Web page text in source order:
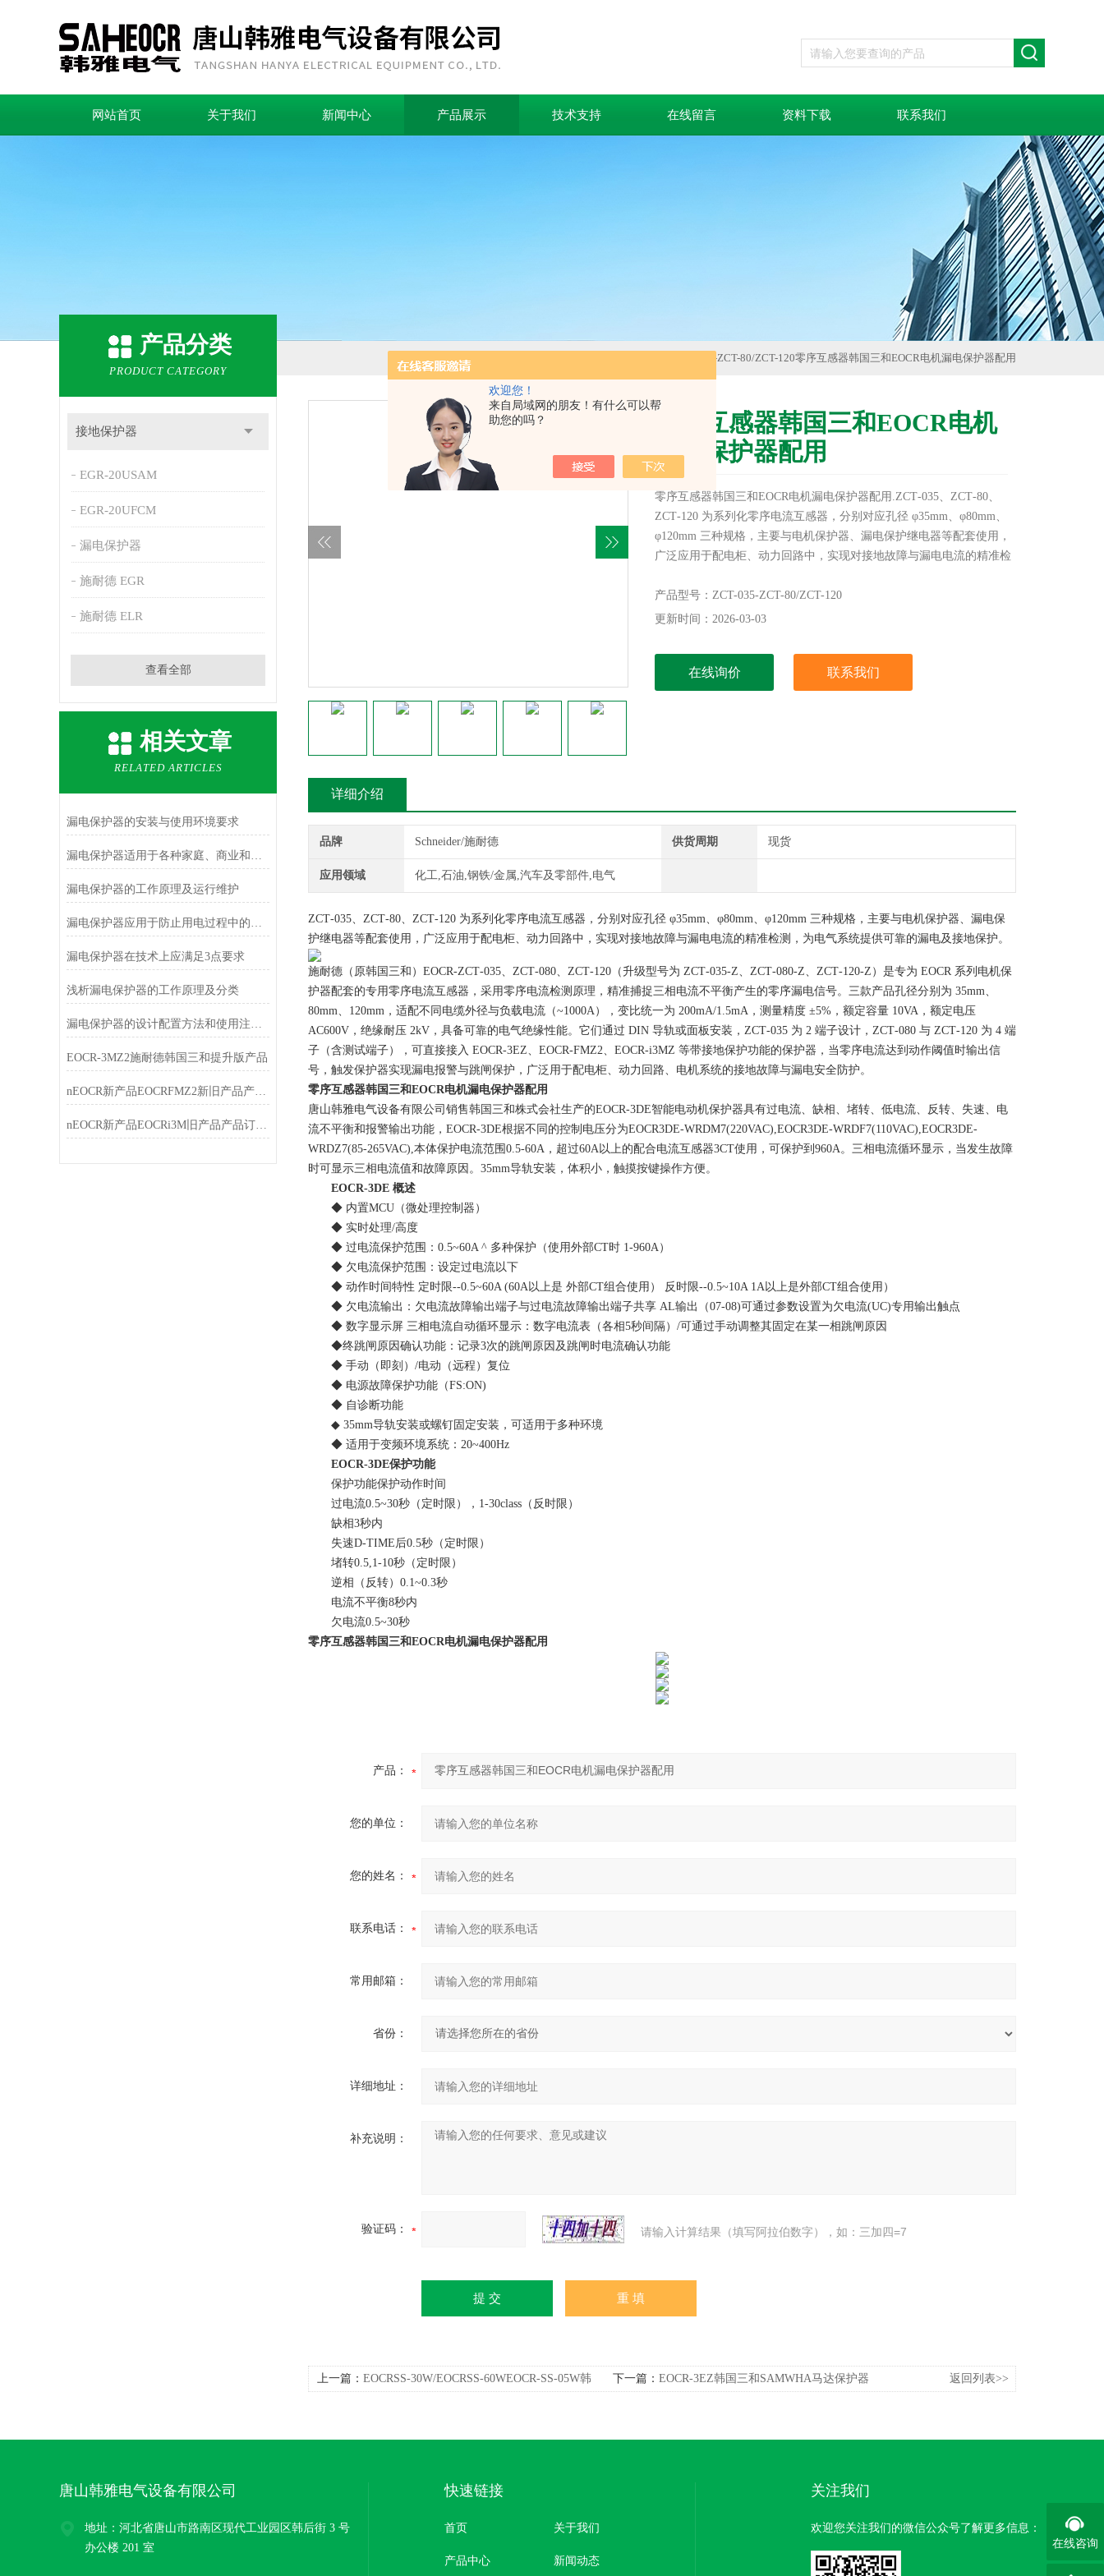
欢迎您！
来自局域网的朋友！有什么可以帮
助您的吗？
网站首页 关于我们 新闻中心 产品展示 技术支持 在线留言 资料下载 联系我们
产品分类
PRODUCT CATEGORY
接地保护器
EGR-20USAM
EGR-20UFCM
漏电保护器
施耐德 EGR
施耐德 ELR
查看全部
相关文章
RELATED ARTICLES
漏电保护器的安装与使用环境要求
漏电保护器适用于各种家庭、商业和工业场所
漏电保护器的工作原理及运行维护
漏电保护器应用于防止用电过程中的单相触电事故
漏电保护器在技术上应满足3点要求
浅析漏电保护器的工作原理及分类
漏电保护器的设计配置方法和使用注意事项
EOCR-3MZ2施耐德韩国三和提升版产品
nEOCR新产品EOCRFMZ2新旧产品产品订购代码对应表
nEOCR新产品EOCRi3M旧产品产品订购代码对应表
ZCT-035-ZCT-80/ZCT-120零序互感器韩国三和EOCR电机漏电保护器配用
零序互感器韩国三和EOCR电机
漏电保护器配用
零序互感器韩国三和EOCR电机漏电保护器配用.ZCT‑035、ZCT‑80、
ZCT‑120 为系列化零序电流互感器，分别对应孔径 φ35mm、φ80mm、
φ120mm 三种规格，主要与电机保护器、漏电保护继电器等配套使用，
广泛应用于配电柜、动力回路中，实现对接地故障与漏电电流的精准检
产品型号：ZCT-035-ZCT-80/ZCT-120
更新时间：2026-03-03
在线询价 联系我们
详细介绍
品牌 Schneider/施耐德 供货周期 现货
应用领域 化工,石油,钢铁/金属,汽车及零部件,电气
ZCT‑035、ZCT‑80、ZCT‑120 为系列化零序电流互感器，分别对应孔径 φ35mm、φ80mm、φ120mm 三种规格，主要与电机保护器、漏电保
护继电器等配套使用，广泛应用于配电柜、动力回路中，实现对接地故障与漏电电流的精准检测，为电气系统提供可靠的漏电及接地保护。
施耐德（原韩国三和）EOCR‑ZCT‑035、ZCT‑080、ZCT‑120（升级型号为 ZCT‑035‑Z、ZCT‑080‑Z、ZCT‑120‑Z）是专为 EOCR 系列电机保
护器配套的专用零序电流互感器，采用零序电流检测原理，精准捕捉三相电流不平衡产生的零序漏电信号。三款产品孔径分别为 35mm、
80mm、120mm，适配不同电缆外径与负载电流（~1000A），变比统一为 200mA/1.5mA，测量精度 ±5%，额定容量 10VA，额定电压
AC600V，绝缘耐压 2kV，具备可靠的电气绝缘性能。它们通过 DIN 导轨或面板安装，ZCT‑035 为 2 端子设计，ZCT‑080 与 ZCT‑120 为 4 端
子（含测试端子），可直接接入 EOCR‑3EZ、EOCR‑FMZ2、EOCR‑i3MZ 等带接地保护功能的保护器，当零序电流达到动作阈值时输出信
号，触发保护器实现漏电报警与跳闸保护，广泛用于配电柜、动力回路、电机系统的接地故障与漏电安全防护。
零序互感器韩国三和EOCR电机漏电保护器配用
唐山韩雅电气设备有限公司销售韩国三和株式会社生产的EOCR-3DE智能电动机保护器具有过电流、缺相、堵转、低电流、反转、失速、电
流不平衡和报警输出功能，EOCR-3DE根据不同的控制电压分为EOCR3DE-WRDM7(220VAC),EOCR3DE-WRDF7(110VAC),EOCR3DE-
WRDZ7(85-265VAC),本体保护电流范围0.5-60A，超过60A以上的配合电流互感器3CT使用，可保护到960A。三相电流循环显示，当发生故障
时可显示三相电流值和故障原因。35mm导轨安装，体积小，触摸按键操作方便。
EOCR-3DE 概述
◆ 内置MCU（微处理控制器）
◆ 实时处理/高度
◆ 过电流保护范围：0.5~60A ^ 多种保护（使用外部CT时 1-960A）
◆ 欠电流保护范围：设定过电流以下
◆ 动作时间特性 定时限--0.5~60A (60A以上是 外部CT组合使用） 反时限--0.5~10A 1A以上是外部CT组合使用）
◆ 欠电流输出：欠电流故障输出端子与过电流故障输出端子共享 AL输出（07-08)可通过参数设置为欠电流(UC)专用输出触点
◆ 数字显示屏 三相电流自动循环显示：数字电流表（各相5秒间隔）/可通过手动调整其固定在某一相跳闸原因
◆终跳闸原因确认功能：记录3次的跳闸原因及跳闸时电流确认功能
◆ 手动（即刻）/电动（远程）复位
◆ 电源故障保护功能（FS:ON)
◆ 自诊断功能
◆ 35mm导轨安装或螺钉固定安装，可适用于多种环境
◆ 适用于变频环境系统：20~400Hz
EOCR-3DE保护功能
保护功能保护动作时间
过电流0.5~30秒（定时限），1-30class（反时限）
缺相3秒内
失速D-TIME后0.5秒（定时限）
堵转0.5,1-10秒（定时限）
逆相（反转）0.1~0.3秒
电流不平衡8秒内
欠电流0.5~30秒
零序互感器韩国三和EOCR电机漏电保护器配用
产品：
您的单位：
您的姓名：
联系电话：
常用邮箱：
省份：
详细地址：
补充说明：
验证码： 请输入计算结果（填写阿拉伯数字），如：三加四=7
上一篇： EOCRSS-30W/EOCRSS-60WEOCR-SS-05W韩
下一篇： EOCR-3EZ韩国三和SAMWHA马达保护器 返回列表>>
唐山韩雅电气设备有限公司
地址：河北省唐山市路南区现代工业园区韩后街 3 号
办公楼 201 室
快速链接
首页 关于我们
产品中心 新闻动态
关注我们
欢迎您关注我们的微信公众号了解更多信息：
在线咨询